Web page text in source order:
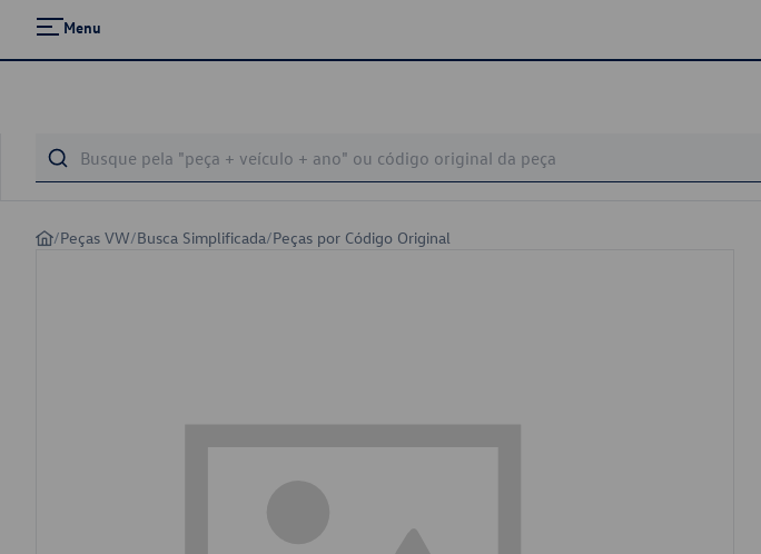
Menu
/Peças VW/Busca Simplificada/Peças por Código Original